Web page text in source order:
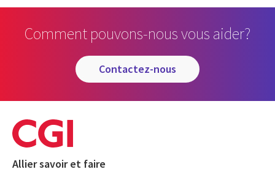
Comment pouvons-nous vous aider?
contactez-nous
Allier savoir et faire